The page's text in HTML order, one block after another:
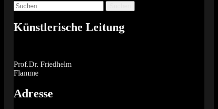
Suchen
nach:
Künstlerische Leitung
Prof.Dr. Friedhelm
Flamme
Adresse